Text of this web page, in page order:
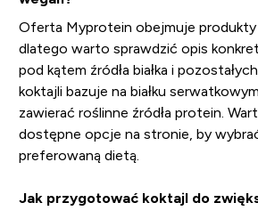
Oferta Myprotein obejmuje produkty
dlatego warto sprawdzić opis
pod kątem źródła białka i
koktajli bazuje na białku
zawierać roślinne źródła protein.
dostępne opcje na stronie, by
preferowaną dietą.
Jak przygotować koktajl do